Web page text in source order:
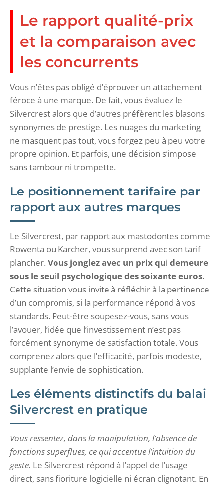
Le rapport qualité-prix
et la comparaison avec
les concurrents
Vous n’êtes pas obligé d’éprouver un attachement
féroce à une marque. De fait, vous évaluez le
Silvercrest alors que d’autres préfèrent les blasons
synonymes de prestige. Les nuages du marketing
ne masquent pas tout, vous forgez peu à peu votre
propre opinion. Et parfois, une décision s’impose
sans tambour ni trompette.
Le positionnement tarifaire par
rapport aux autres marques
Le Silvercrest, par rapport aux mastodontes comme
Rowenta ou Karcher, vous surprend avec son tarif
plancher. Vous jonglez avec un prix qui demeure
sous le seuil psychologique des soixante euros.
Cette situation vous invite à réfléchir à la pertinence
d’un compromis, si la performance répond à vos
standards. Peut-être soupesez-vous, sans vous
l’avouer, l’idée que l’investissement n’est pas
forcément synonyme de satisfaction totale. Vous
comprenez alors que l’efficacité, parfois modeste,
supplante l’envie de sophistication.
Les éléments distinctifs du balai
Silvercrest en pratique
Vous ressentez, dans la manipulation, l’absence de
fonctions superflues, ce qui accentue l’intuition du
geste. Le Silvercrest répond à l’appel de l’usage
direct, sans fioriture logicielle ni écran clignotant. En